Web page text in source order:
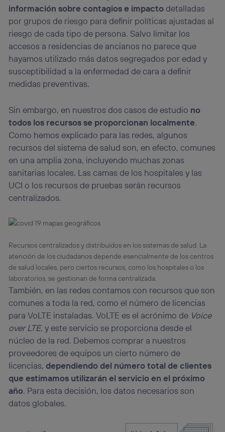
información sobre contagios e impactodetalladas
por grupos de riesgo para definir políticas ajustadas al
riesgo de cada tipo de persona. Salvo limitar los
accesos a residencias de ancianos no parece que
hayamos utilizado más datos segregados por edad y
susceptibilidad a la enfermedad de cara a definir
medidas preventivas.
Sin embargo, en nuestros dos casos de estudio no
todos los recursos se proporcionan localmente.
Como hemos explicado para las redes, algunos
recursos del sistema de salud son, en efecto, comunes
en una amplia zona, incluyendo muchas zonas
sanitarias locales. Las camas de los hospitales y las
UCI o los recursos de pruebas serán recursos
centralizados.
Recursos centralizados y distribuidos en los sistemas de salud. La
atención de los ciudadanos depende esencialmente de los centros
de salud locales, pero ciertos recursos, como los hospitales o los
laboratorios, se gestionan de forma centralizada.
También, en las redes contamos con recursos que son
comunes a toda la red, como el número de licencias
para VoLTE instaladas. VoLTE es el acrónimo de Voice
over LTE, y este servicio se proporciona desde el
núcleo de la red. Debemos comprar a nuestros
proveedores de equipos un cierto número de
licencias,dependiendo del número total de clientes
que estimamos utilizarán el servicio en el próximo
año. Para esta decisión, los datos necesarios son
datos globales.